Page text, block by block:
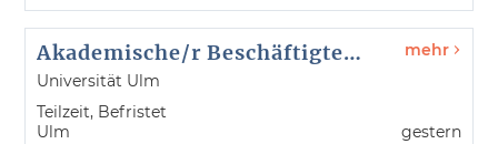
Akademische/r Beschäftigte/n (m/w/d) - Humboldt-Zentrum für Philosophie - Referenz-Nr. 26124
Universität Ulm
Teilzeit, Befristet
Ulm
mehr
gestern